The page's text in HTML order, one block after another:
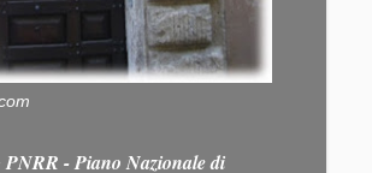
- Piano Nazionale di